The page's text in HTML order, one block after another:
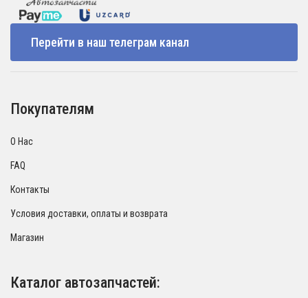
Перейти в наш телеграм канал
Покупателям
О Нас
FAQ
Контакты
Условия доставки, оплаты и возврата
Магазин
Каталог автозапчастей: